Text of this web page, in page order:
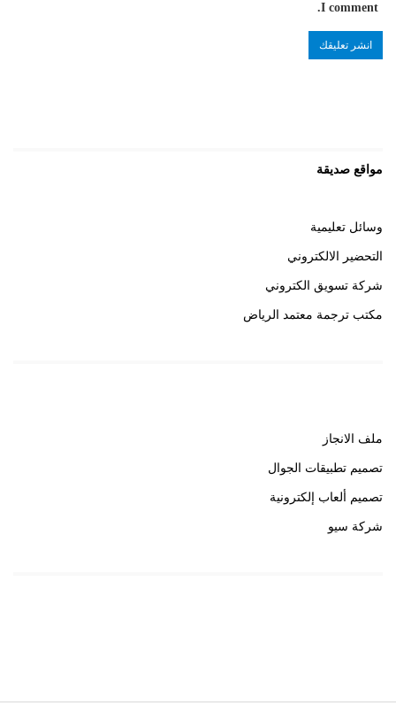
I comment.
مواقع صديقة
وسائل تعليمية
التحضير الالكتروني
شركة تسويق الكتروني
مكتب ترجمة معتمد الرياض
ملف الانجاز
تصميم تطبيقات الجوال
تصميم ألعاب إلكترونية
شركة سيو